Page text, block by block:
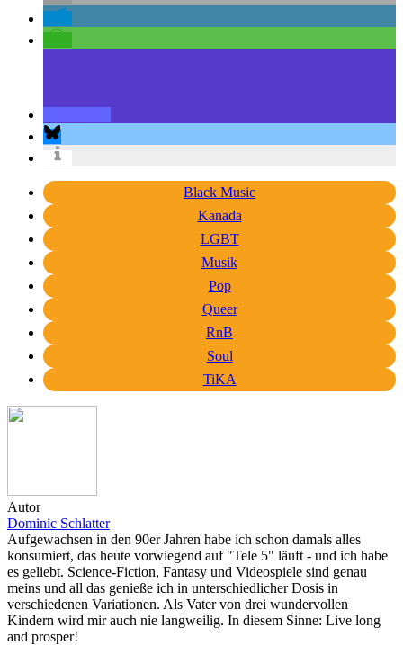
Black Music
Kanada
LGBT
Musik
Pop
Queer
RnB
Soul
TiKA
Autor
Dominic Schlatter
Aufgewachsen in den 90er Jahren habe ich schon damals alles
konsumiert, das heute vorwiegend auf "Tele 5" läuft - und ich habe
es geliebt. Science-Fiction, Fantasy und Videospiele sind genau
meins und all das genieße ich in unterschiedlicher Dosis in
verschiedenen Variationen. Als Vater von drei wundervollen
Kindern wird mir auch nie langweilig. In diesem Sinne: Live long
and prosper!